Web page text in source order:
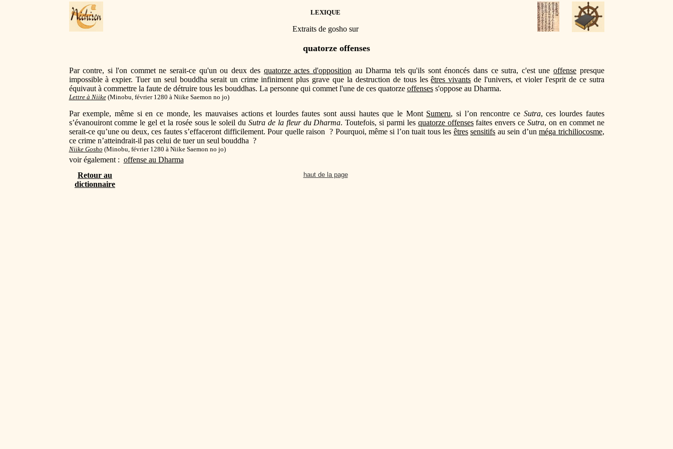
LEXIQUE
Extraits de gosho sur
quatorze offenses
Par contre, si l'on commet ne serait-ce qu'un ou deux des quatorze actes d'opposition au Dharma tels qu'ils sont énoncés dans ce sutra, c'est une offensepresque
impossible à expier. Tuer un seul bouddha serait un crime infiniment plus grave que la destruction de tous lesêtres vivants de l'univers, et violer l'esprit de ce sutra
équivaut à commettre la faute de détruire tous les bouddhas. La personne qui commet l'une de ces quatorze offensess'oppose au Dharma.
Lettre à Niike(Minobu, février 1280 à Niike Saemon no jo)
Par exemple, même si en ce monde, les mauvaises actions et lourdes fautes sont aussi hautes que le Mont Sumeru, si l’on rencontre ce Sutra, ces lourdes fautes
s’évanouiront comme le gel et la rosée sous le soleil duSutra de la fleur du Dharma. Toutefois, si parmi les quatorze offensesfaites envers ceSutra, on en commet ne
serait-ce qu’une ou deux, ces fautes s’effaceront difficilement. Pour quelle raison ? Pourquoi, même si l’on tuait tous les êtres sensitifs au sein d’unméga trichiliocosme,
ce crime n’atteindrait-il pas celui de tuer un seul bouddha ?
Niike Gosho (Minobu, février 1280 à Niike Saemon no jo)
voir également : offense au Dharma
Retour au
dictionnaire
haut de la page